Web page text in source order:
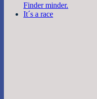
Finder minder.
It´s a race